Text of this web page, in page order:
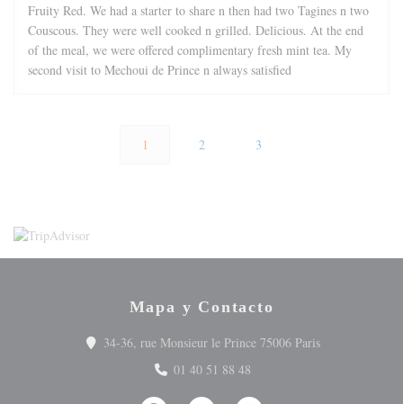
Fruity Red. We had a starter to share n then had two Tagines n two
Couscous. They were well cooked n grilled. Delicious. At the end
of the meal, we were offered complimentary fresh mint tea. My
second visit to Mechoui de Prince n always satisfied
1 2 3
Mapa y Contacto
34-36, rue Monsieur le Prince 75006 Paris((abre en una
01 40 51 88 48